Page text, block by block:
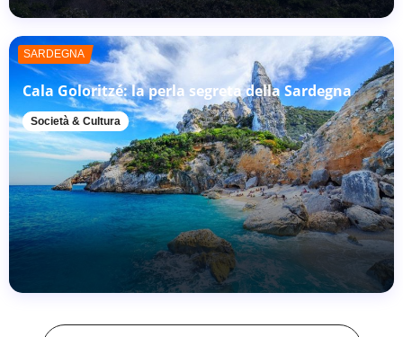
SARDEGNA
Cala Goloritzé: la perla segreta della Sardegna
Società & Cultura